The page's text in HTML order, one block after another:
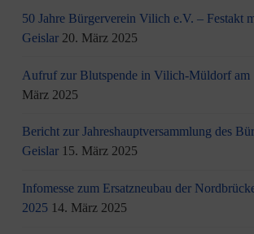
50 Jahre Bürgerverein Vilich e.V. – Festakt
Geislar 20. März 2025
Aufruf zur Blutspende in Vilich-Müldorf am
März 2025
Bericht zur Jahreshauptversammlung des
Geislar 15. März 2025
Infomesse zum Ersatzneubau der
2025 14. März 2025